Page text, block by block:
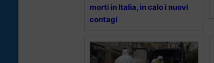
morti in Italia, in calo i nuovi
contagi